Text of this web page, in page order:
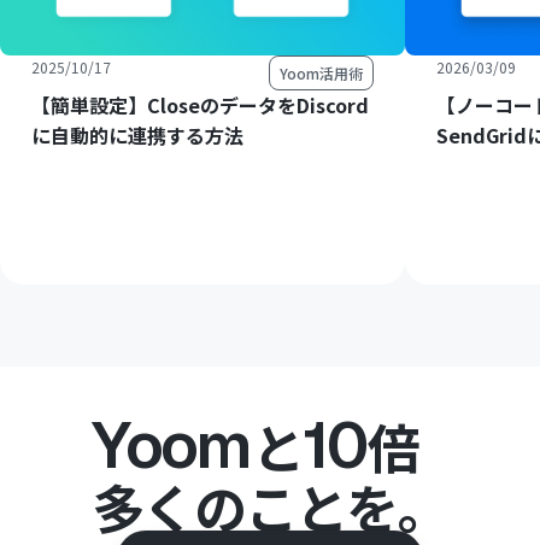
2025/10/17 Yoom活用術
【簡単設定】CloseのデータをDiscord
に自動的に連携する方法
2026/03/09
【ノーコ
SendGrid
Yoomと10倍
多くのことを。